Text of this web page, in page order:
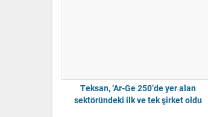
Teksan, ‘Ar-Ge 250’de yer alan
sektöründeki ilk ve tek şirket oldu